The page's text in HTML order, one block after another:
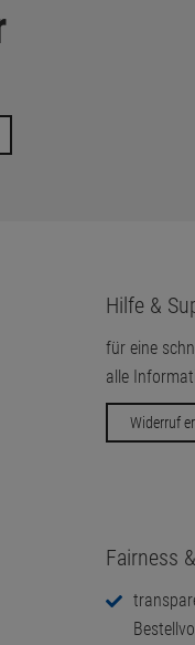
Hilfe &
für eine
alle
Widerruf
Fairness